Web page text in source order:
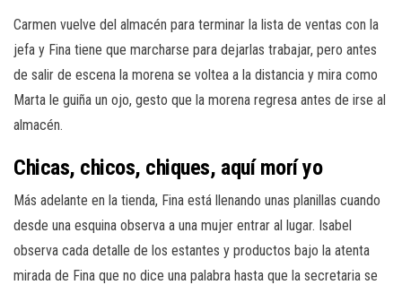
Carmen vuelve del almacén para terminar la lista de ventas con la
jefa y Fina tiene que marcharse para dejarlas trabajar, pero antes
de salir de escena la morena se voltea a la distancia y mira como
Marta le guiña un ojo, gesto que la morena regresa antes de irse al
almacén.
Chicas, chicos, chiques, aquí morí yo
Más adelante en la tienda, Fina está llenando unas planillas cuando
desde una esquina observa a una mujer entrar al lugar. Isabel
observa cada detalle de los estantes y productos bajo la atenta
mirada de Fina que no dice una palabra hasta que la secretaria se